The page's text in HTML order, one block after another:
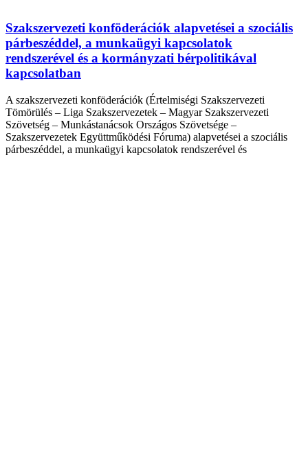
Szakszervezeti konföderációk alapvetései a szociális
párbeszéddel, a munkaügyi kapcsolatok
rendszerével és a kormányzati bérpolitikával
kapcsolatban
A szakszervezeti konföderációk (Értelmiségi Szakszervezeti
Tömörülés – Liga Szakszervezetek – Magyar Szakszervezeti
Szövetség – Munkástanácsok Országos Szövetsége –
Szakszervezetek Együttműködési Fóruma) alapvetései a szociális
párbeszéddel, a munkaügyi kapcsolatok rendszerével és